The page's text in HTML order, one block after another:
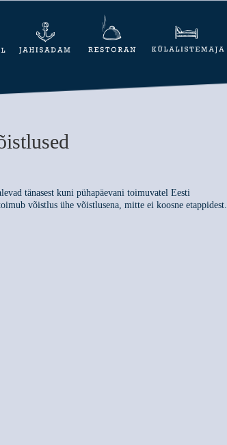
tänasest kuni pühapäevani toimuvatel Eesti
võistlus ühe võistlusena, mitte ei koosne etappidest.